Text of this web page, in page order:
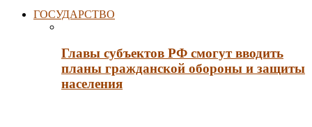
ГОСУДАРСТВО
Главы субъектов РФ смогут вводить
планы гражданской обороны и защиты
населения